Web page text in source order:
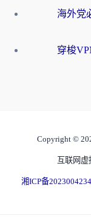
Copyright ©
互联网
湘ICP备